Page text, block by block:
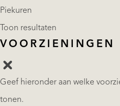
Piekuren
Toon resultaten
VOORZIENINGEN
Geef hieronder aan welke
tonen.